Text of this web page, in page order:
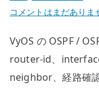
VyOS
/
OSPFv3
設
コメントはまだありま
VyOS の OSPF /
router-id、
neighbor、経路確